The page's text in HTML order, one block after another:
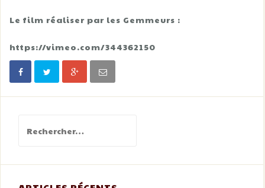
Le film réaliser par les Gemmeurs :
https://vimeo.com/344362150